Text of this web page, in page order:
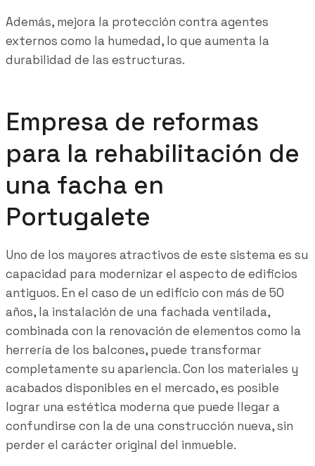
Además, mejora la protección contra agentes
externos como la humedad, lo que aumenta la
durabilidad de las estructuras.
Empresa de reformas
para la rehabilitación de
una facha en
Portugalete
Uno de los mayores atractivos de este sistema es su
capacidad para modernizar el aspecto de edificios
antiguos. En el caso de un edificio con más de 50
años, la instalación de una fachada ventilada,
combinada con la renovación de elementos como la
herrería de los balcones, puede transformar
completamente su apariencia. Con los materiales y
acabados disponibles en el mercado, es posible
lograr una estética moderna que puede llegar a
confundirse con la de una construcción nueva, sin
perder el carácter original del inmueble.